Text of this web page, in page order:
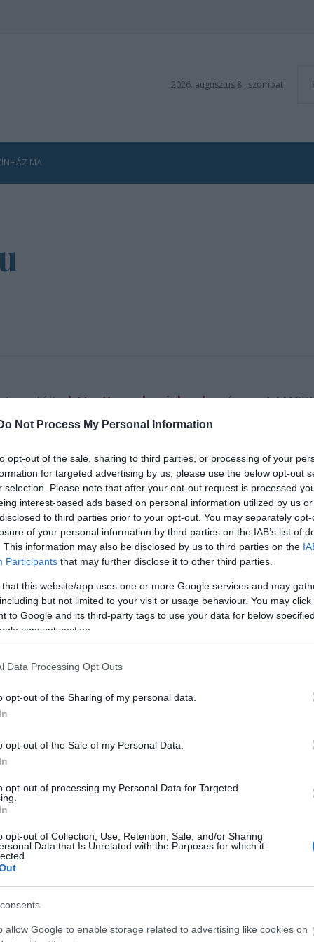
Not Process My Personal Information
opt-out of the sale, sharing to third parties, or processing of your
for targeted advertising by us, please use the below opt-out
selection. Please note that after your opt-out request is processed
interest-based ads based on personal information utilized by us
to third parties prior to your opt-out. You may separately
of your personal information by third parties on the IAB’s list of
This information may also be disclosed by us to third parties on the
Participants that may further disclose it to other third parties.
that this website/app uses one or more Google services and may
but not limited to your visit or usage behaviour. You may
to Google and its third-party tags to use your data for below
consent section.
Data Processing Opt Outs
opt-out of the Sharing of my personal data.
opt-out of the Sale of my Personal Data.
opt-out of processing my Personal Data for Targeted
opt-out of Collection, Use, Retention, Sale, and/or Sharing
Data that Is Unrelated with the Purposes for which it
allow Google to enable storage related to advertising like cookies on
2026. augusztus 8., szombat
MA
portálja:http://maszk.szinhaz.hucímen. A
az Országos Színészegyesület munkájáról,
megjelenő egyesületi lap, a MASZK
honlap és a Színházi Portál közötti szoros
a leglátogatottabb magyar színházi
nak minden napra új, érdekes információja. A MASZK
építve oldotta meg: a MASZK lehetőséget ad
a jelszóval védett szerkesztői felületen keresztül
repertoáron lévő előadásokról minél több információval
a régiók napilapjainak kritikái, színházi írásai,
és láthatók lesznek az előadások néhány perces
érdeklődő közönség a Vasárnap Reggel című
mellékletével, a MASZK-kal.
- egy információs
kulturális rovatai csak nagy ritkán
túli 16 magyar nyelven játszó prózai
információs szabadsággal, mi magunk
- mindenkihez egyenlő eséllyel juthasson el
határon innen és határon túl.